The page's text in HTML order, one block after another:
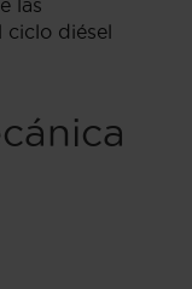
ciclo diésel